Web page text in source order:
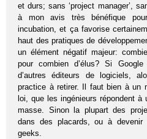
et durs; sans ‘project manager’,
à mon avis très bénéfique
incubation, et ça favorise
haut des pratiques de
un élément négatif majeur:
pour combien d’élus? Si
d’autres éditeurs de logiciels,
practice à retirer. Il faut bien à un
loi, que les ingénieurs répondent
masse. Sinon la plupart des
dans des placards, ou à
geeks.